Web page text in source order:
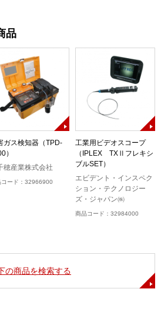
品
ガス検知器（TPD-
）
穂産業株式会社
コード：32966900
工業用ビデオスコープ
（IPLEX TXⅡフレキシ
ブルSET）
エビデント・インスペク
ション・テクノロジー
ズ・ジャパン㈱
商品コード：32984000
の商品を検索する